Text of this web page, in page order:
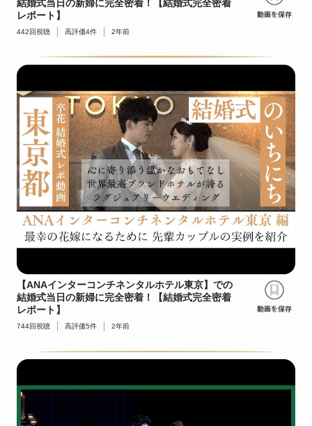
結婚式当日の新婦に完全密着！【結婚式完全密着
レポート】
442回視聴 高評価4件 2年前
【ANAインターコンチネンタルホテル東京】での
結婚式当日の新婦に完全密着！【結婚式完全密着
レポート】
744回視聴 高評価5件 2年前